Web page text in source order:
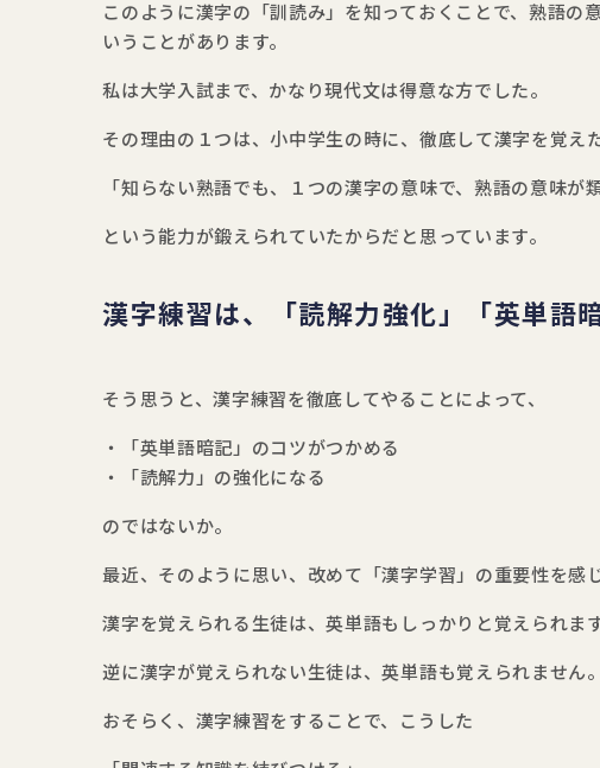
このように漢字の「訓読み」を知っておくことで、熟語の
いうことがあります。
私は大学入試まで、かなり現代文は得意な方でした。
その理由の１つは、小中学生の時に、徹底して漢字を覚え
「知らない熟語でも、１つの漢字の意味で、熟語の意味が
という能力が鍛えられていたからだと思っています。
漢字練習は、「読解力強化」「英単語
そう思うと、漢字練習を徹底してやることによって、
・「英単語暗記」のコツがつかめる
・「読解力」の強化になる
のではないか。
最近、そのように思い、改めて「漢字学習」の重要性を感
漢字を覚えられる生徒は、英単語もしっかりと覚えられま
逆に漢字が覚えられない生徒は、英単語も覚えられません
おそらく、漢字練習をすることで、こうした